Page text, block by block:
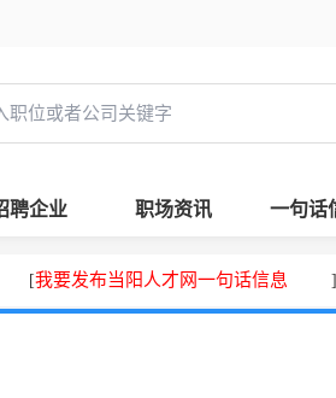
聘企业 职场资讯 一句话
[我要发布当阳人才网一句话信息 ]